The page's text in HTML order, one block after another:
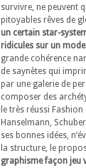
survivre, ne peuvent
pitoyables rêves de
un certain star-
ridicules sur un
grande cohérence
de saynètes qui
par une galerie de
composer des
le très réussi
Hanselmann,
ses bonnes idées,
la structure, le
graphisme façon jeu